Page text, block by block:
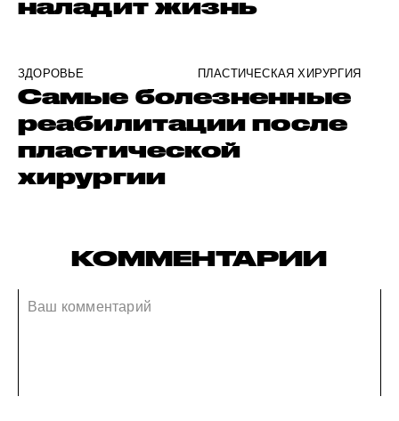
наладит жизнь
ЗДОРОВЬЕ ПЛАСТИЧЕСКАЯ ХИРУРГИЯ
Самые болезненные
реабилитации после
пластической
хирургии
КОММЕНТАРИИ